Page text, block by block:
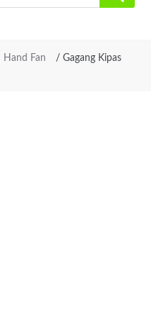
Hand Fan
/ Gagang Kipas